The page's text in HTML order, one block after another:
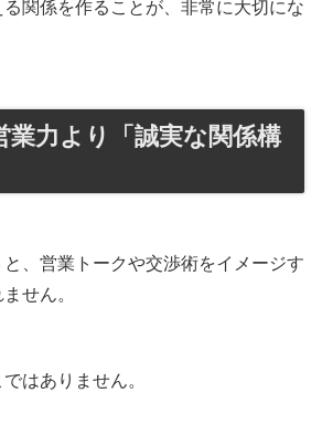
関係を作ることが、非常に大切にな
業力より「誠実な関係構
と、営業トークや交渉術をイメージす
せん。
はありません。